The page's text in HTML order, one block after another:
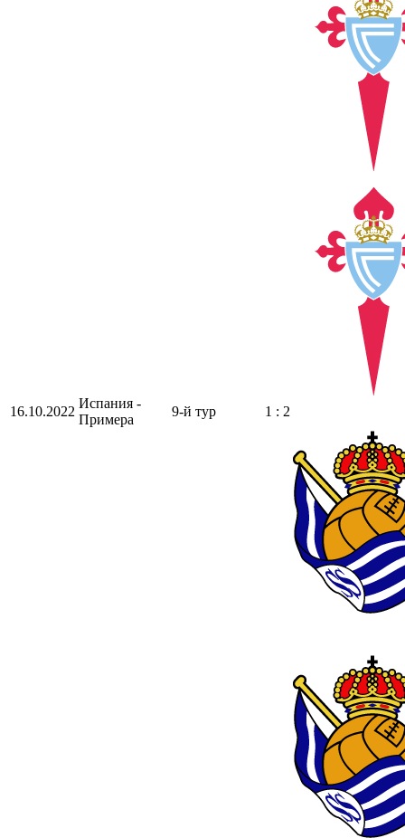
16.10.2022
Испания -
Примера
9-й тур 1 : 2